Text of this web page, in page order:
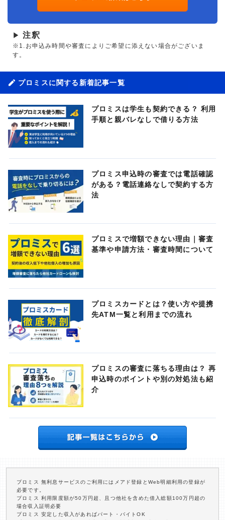
▶ 注釈
※1.お申込み時間や審査によりご希望に添えない場合がございま
す。
プロミスに関する新着記事一覧
プロミスは学生も契約できる？ 利用
手順と親バレなしで借りる方法
プロミス申込時の審査では電話確認
がある？電話連絡なしで契約する方
法
プロミスで増額できない理由｜審査
基準や申請方法・審査時間について
プロミスカードとは？使い方や提携
先ATM一覧と利用までの流れ
プロミスの審査に落ちる理由は？ 再
申込時のポイントや別の対処法も紹
介
プロミス 無利息サービスのご利用にはメアド登録とWeb明細利用の登録が
必要です。
プロミス 利用限度額が50万円超、且つ他社を含めた借入総額100万円超の
場合収入証明必要
プロミス 安定した収入があればパート・バイトOK